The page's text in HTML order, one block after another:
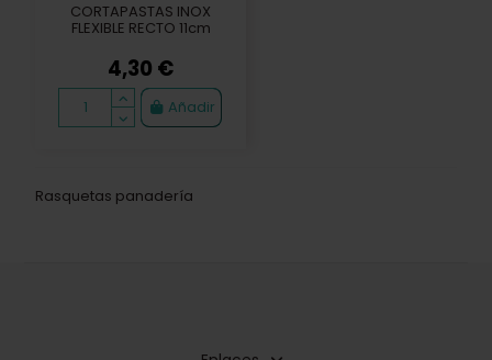
CORTAPASTAS INOX
FLEXIBLE RECTO 11cm
4,30 €
Añadir
Rasquetas panadería